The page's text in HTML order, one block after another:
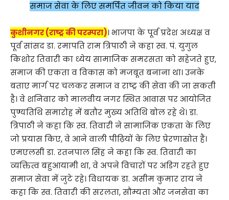
समाज सेवा के लिए समर्पित जीवन को किया याद
कुशीनगर (राष्ट्र की परम्परा)। भाजपा के पूर्व प्रदेश अध्यक्ष व
पूर्व सांसद डा. रमापति राम त्रिपाठी ने कहा स्व. पं. युगुल
किशोर तिवारी का ध्येय सामाजिक समरसता को सहेजते हुए,
समाज की एकता व विकास को मजबूत बनाना था। उनके
बताए मार्ग पर चलकर समाज व राष्ट्र की सेवा की जा सकती
है। वे शनिवार को मालवीय नगर स्थित आवास पर आयोजित
पुण्यतिथि समारोह में बतौर मुख्य अतिथि बोल रहे थे। डा.
त्रिपाठी ने कहा कि स्व. तिवारी ने सामाजिक एकता के लिए
जो प्रयास किए, वे आने वाली पीढ़ियों के लिए प्रेरणास्रोत हैं।
एमएलसी डा. रतनपाल सिंह ने कहा कि स्व. तिवारी का
व्यक्तित्व बहुआयामी था, वे अपने विचारों पर अडिग रहते हुए
समाज सेवा में जुटे रहे। विधायक डा. असीम कुमार राय ने
कहा कि स्व. तिवारी की सरलता, सौम्यता और जनसेवा का